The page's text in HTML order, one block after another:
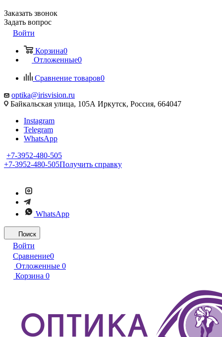
Заказать звонок
Задать вопрос
Войти
Корзина0
Отложенные0
Сравнение товаров0
optika@irisvision.ru
Байкальская улица, 105А Иркутск, Россия, 664047
Instagram
Telegram
WhatsApp
+7-3952-480-505
+7-3952-480-505Получить справку
WhatsApp
Поиск
Войти
Сравнение0
Отложенные 0
Корзина 0